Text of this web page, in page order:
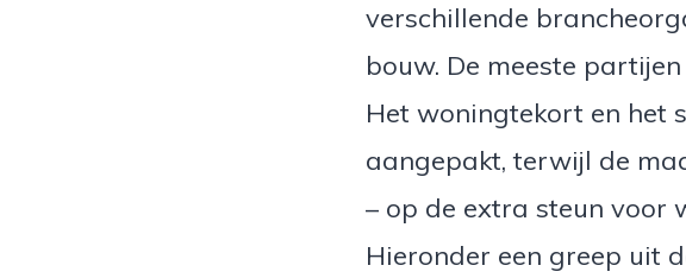
verschillende
bouw. De meeste
Het woningtekort en het
aangepakt, terwijl de
– op de extra steun voor
Hieronder een greep uit